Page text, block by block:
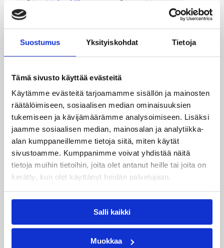
Suostumus Yksityiskohdat Tietoja
Tämä sivusto käyttää evästeitä
Käytämme evästeitä tarjoamamme sisällön ja mainosten
räätälöimiseen, sosiaalisen median ominaisuuksien
tukemiseen ja kävijämäärämme analysoimiseen. Lisäksi
jaamme sosiaalisen median, mainosalan ja analytiikka-
alan kumppaneillemme tietoja siitä, miten käytät
sivustoamme. Kumppanimme voivat yhdistää näitä
tietoja muihin tietoihin, joita olet antanut heille tai joita on
kerätty, kun olet käyttänyt heidän palvelujaan.
Salli kaikki
Muokkaa
Jan-Michael Thomas
Jarno Nissinen
Lars Ekström
Lee Scruggs
Marcus Jackson
Marwan Gaines
Matthew Williams
Maurice Ingram
Michael Cuffee
Monte Cummings
Pasi Riihelä
Rodney Billups
Roope Suonio
Sami Lehtoranta
Samu Kaaresvirta
Sidney Holmes
William Coley
Kategoriat